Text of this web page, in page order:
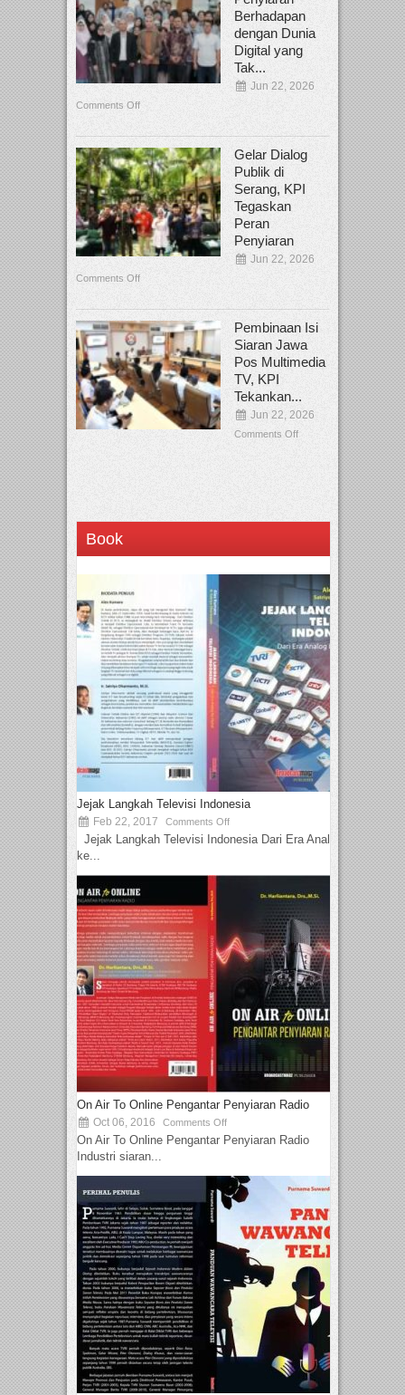
Berhadapan
dengan Dunia
Digital yang
Tak...
Jun 22, 2026
Comments Off
Gelar Dialog
Publik di
Serang, KPI
Tegaskan
Peran
Penyiaran
Jun 22, 2026
Comments Off
Pembinaan Isi
Siaran Jawa
Pos Multimedia
TV, KPI
Tekankan...
Jun 22, 2026
Comments Off
Book
Jejak Langkah Televisi Indonesia
Feb 22, 2017 Comments Off
Jejak Langkah Televisi Indonesia Dari Era Analog
ke...
On Air To Online Pengantar Penyiaran Radio
Oct 06, 2016 Comments Off
On Air To Online Pengantar Penyiaran Radio
Industri siaran...